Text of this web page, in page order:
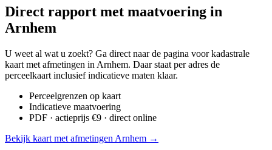
Direct rapport met maatvoering in
Arnhem
U weet al wat u zoekt? Ga direct naar de pagina voor kadastrale
kaart met afmetingen in Arnhem. Daar staat per adres de
perceelkaart inclusief indicatieve maten klaar.
Perceelgrenzen op kaart
Indicatieve maatvoering
PDF · actieprijs €9 · direct online
Bekijk kaart met afmetingen Arnhem →